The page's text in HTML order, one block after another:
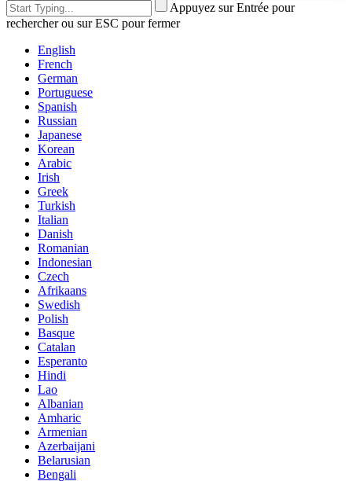
Appuyez sur Entrée pour
rechercher ou sur ESC pour fermer
English
French
German
Portuguese
Spanish
Russian
Japanese
Korean
Arabic
Irish
Greek
Turkish
Italian
Danish
Romanian
Indonesian
Czech
Afrikaans
Swedish
Polish
Basque
Catalan
Esperanto
Hindi
Lao
Albanian
Amharic
Armenian
Azerbaijani
Belarusian
Bengali